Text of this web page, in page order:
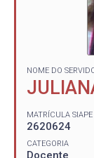
NOME DO
MATRÍCULA SIAPE
2620624
CATEGORIA
Docente